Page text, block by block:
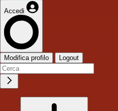
Accedi
Modifica profilo Logout